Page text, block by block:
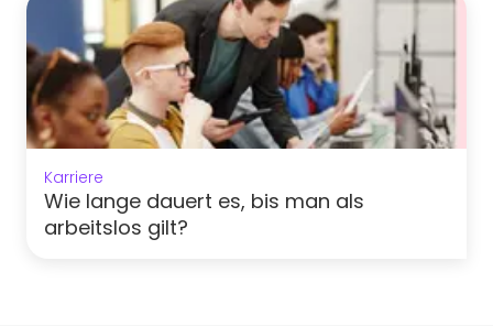
Karriere
Wie lange dauert es, bis man als
arbeitslos gilt?